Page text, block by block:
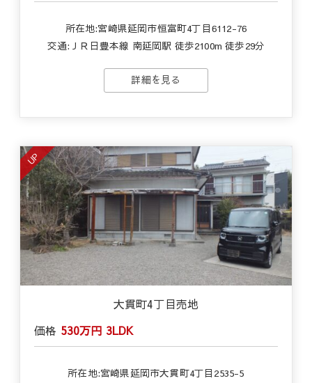
所在地:宮崎県延岡市恒富町4丁目6112-76
交通:ＪＲ日豊本線 南延岡駅 徒歩2100m 徒歩29分
詳細を見る
UP
大貫町4丁目売地
価格 530万円 3LDK
所在地:宮崎県延岡市大貫町4丁目2535-5